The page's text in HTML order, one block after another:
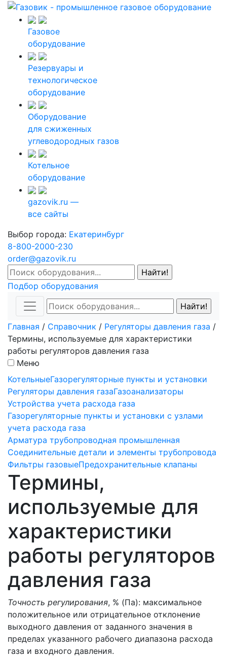
Газовое
оборудование
Резервуары и
технологическое
оборудование
Оборудование
для сжиженных
углеводородных газов
Котельное
оборудование
gazovik.ru —
все сайты
Выбор города: Екатеринбург
8-800-2000-230
order@gazovik.ru
Подбор оборудования
Главная / Справочник / Регуляторы давления газа /
Термины, используемые для характеристики
работы регуляторов давления газа
Меню
КотельныеГазорегуляторные пункты и установки
Регуляторы давления газаГазоанализаторы
Устройства учета расхода газа
Газорегуляторные пункты и установки с узлами
учета расхода газа
Арматура трубопроводная промышленная
Соединительные детали и элементы трубопровода
Фильтры газовыеПредохранительные клапаны
Термины,
используемые для
характеристики
работы регуляторов
давления газа
Точность регулирования, % (Па): максимальное
положительное или отрицательное отклонение
выходного давления от заданного значения в
пределах указанного рабочего диапазона расхода
газа и входного давления.